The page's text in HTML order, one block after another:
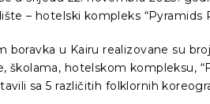
– hotelski kompleks “Pyramids
boravka u Kairu realizovane su
školama, hotelskom kompleksu,
sa 5 različitih folklornih